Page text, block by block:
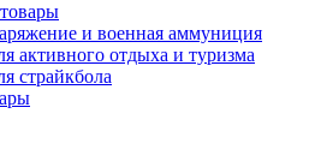
и военная аммуниция
активного отдыха и туризма
страйкбола